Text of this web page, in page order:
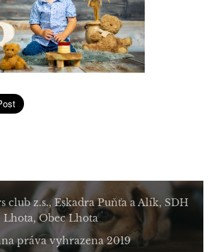
club z.s., Eskadra Puňťa a Alík, SDH
Lhota, Obec Lhota
práva vyhrazena 2019